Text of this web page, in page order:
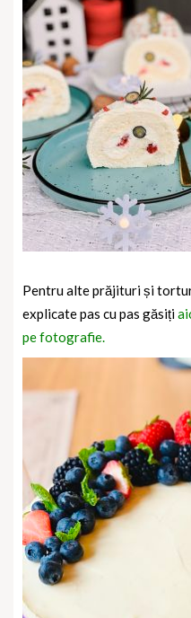
Pentru alte prăjituri și
explicate pas cu pas găsiți
pe fotografie.